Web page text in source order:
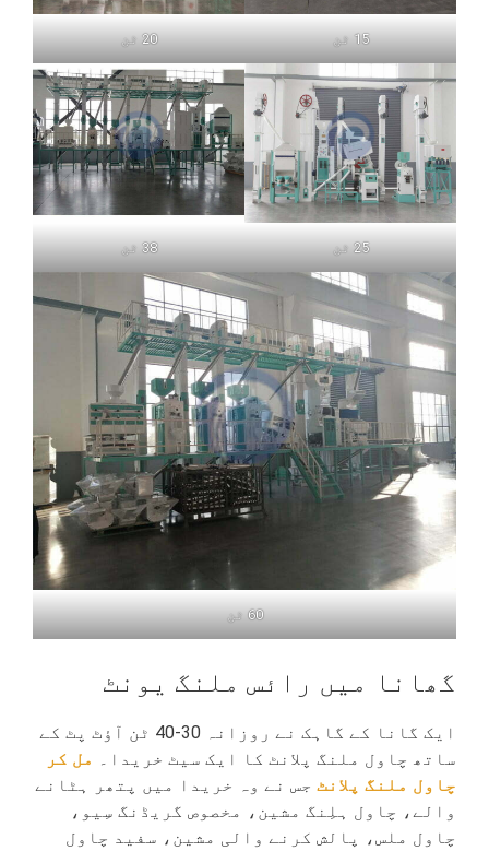
15 ٹن 20 ٹن
25 ٹن 38 ٹن
60 ٹن
گھانا میں رائس ملنگ یونٹ
ایک گانا کے گاہک نے روزانہ 30-40 ٹن آؤٹ پٹ کے
ساتھ چاول ملنگ پلانٹ کا ایک سیٹ خریدا۔
مل کر
چاول ملنگ پلانٹ جس نے وہ خریدا میں پتھر ہٹانے
والے، چاول ہلِنگ مشین، مخصوص گریڈنگ سِیو،
چاول ملس، پالش کرنے والی مشین، سفید چاول